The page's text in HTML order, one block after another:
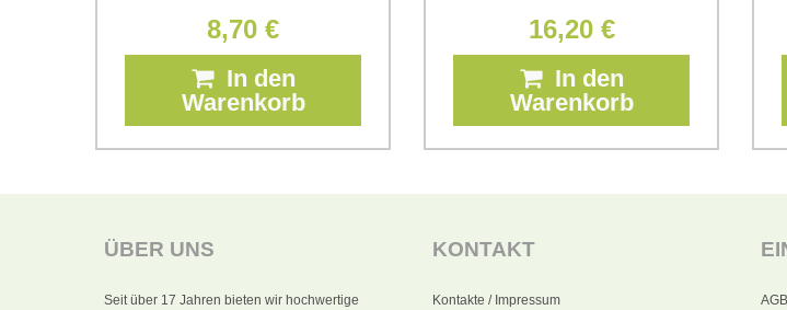
8,70 €
In den
Warenkorb
16,20 €
In den
Warenkorb
ÜBER UNS
Seit über 17 Jahren bieten wir hochwertige
KONTAKT
Kontakte / Impressum
AGB